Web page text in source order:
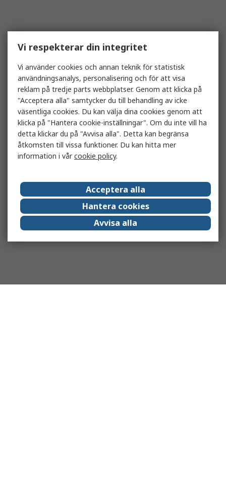
Vi respekterar din integritet
Vi använder cookies och annan teknik för statistisk
användningsanalys, personalisering och för att visa
reklam på tredje parts webbplatser. Genom att klicka på
"Acceptera alla" samtycker du till behandling av icke
väsentliga cookies. Du kan välja dina cookies genom att
klicka på "Hantera cookie-inställningar". Om du inte vill ha
detta klickar du på "Avvisa alla". Detta kan begränsa
åtkomsten till vissa funktioner. Du kan hitta mer
information i vårcookie policy.
Acceptera alla
Hantera cookies
Avvisa alla